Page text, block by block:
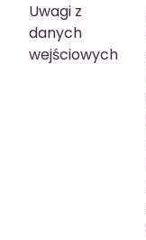
Uwagi z
danych
wejściowych